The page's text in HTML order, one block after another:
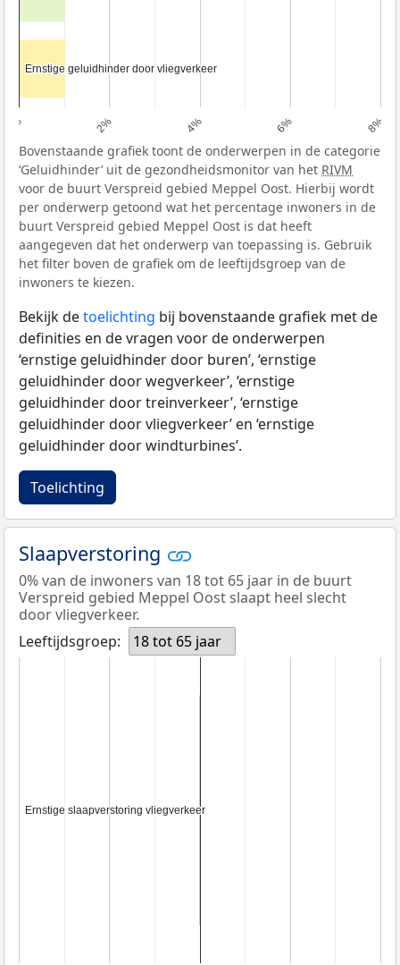
0% 2% 4% 6% 8%
Ernstige geluidhinder door vliegverkeer
Ernstige geluidhinder door vliegverkeer
Bovenstaande grafiek toont de onderwerpen in de categorie
‘Geluidhinder’ uit de gezondheidsmonitor van het RIVM
voor de buurt Verspreid gebied Meppel Oost. Hierbij wordt
per onderwerp getoond wat het percentage inwoners in de
buurt Verspreid gebied Meppel Oost is dat heeft
aangegeven dat het onderwerp van toepassing is. Gebruik
het filter boven de grafiek om de leeftijdsgroep van de
inwoners te kiezen.
Bekijk detoelichting bij bovenstaande grafiek met de
definities en de vragen voor de onderwerpen
‘ernstige geluidhinder door buren’, ‘ernstige
geluidhinder door wegverkeer’, ‘ernstige
geluidhinder door treinverkeer’, ‘ernstige
geluidhinder door vliegverkeer’ en ‘ernstige
geluidhinder door windturbines’.
Toelichting
Slaapverstoring
0% van de inwoners van 18 tot 65 jaar in de buurt
Verspreid gebied Meppel Oost slaapt heel slecht
door vliegverkeer.
Leeftijdsgroep:
18 tot 65 jaar
Ernstige slaapverstoring vliegverkeer
Ernstige slaapverstoring vliegverkeer